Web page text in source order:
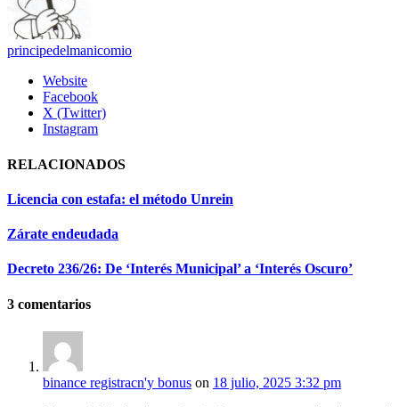
principedelmanicomio
Website
Facebook
X (Twitter)
Instagram
RELACIONADOS
Licencia con estafa: el método Unrein
Zárate endeudada
Decreto 236/26: De ‘Interés Municipal’ a ‘Interés Oscuro’
3 comentarios
binance registracn'y bonus on 18 julio, 2025 3:32 pm